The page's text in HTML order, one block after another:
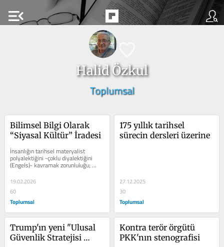
menu_open
Halid Özkul
Toplumsal
Bilimsel Bilgi Olarak
“Siyasal Kültür” İradesi
İnsanlığın tarihsel materyalist
polyalektiğini -çoklu diyalektiğini
(Engels)- kavramak zorunluluğu;
bizim ilerici ufkumuza radikal
rehberlik...
19.02.2026
60
Toplumsal
175 yıllık tarihsel
sürecin dersleri üzerine
27.12.2025
30
Toplumsal
Trump'ın yeni "Ulusal
Güvenlik Stratejisi
Kontra terör örgütü
PKK'nın stenografisi